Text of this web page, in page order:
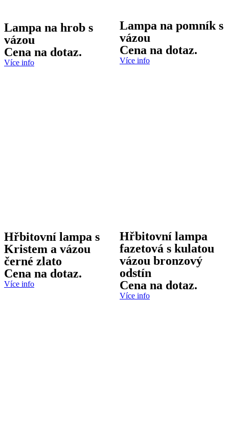
Lampa na hrob s
vázou
Cena na dotaz.
Více info
Lampa na pomník s
vázou
Cena na dotaz.
Více info
Hřbitovní lampa s
Kristem a vázou
černé zlato
Cena na dotaz.
Více info
Hřbitovní lampa
fazetová s kulatou
vázou bronzový
odstín
Cena na dotaz.
Více info